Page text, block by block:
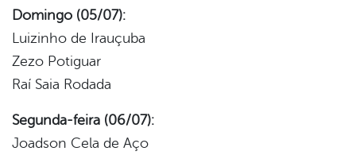
Domingo (05/07):
Luizinho de Irauçuba
Zezo Potiguar
Raí Saia Rodada
Segunda-feira (06/07):
Joadson Cela de Aço